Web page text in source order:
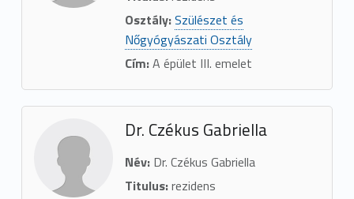
Osztály:Szülészet és
Nőgyógyászati Osztály
Cím:A épület III. emelet
Dr. Czékus Gabriella
Név:Dr. Czékus Gabriella
Titulus:rezidens